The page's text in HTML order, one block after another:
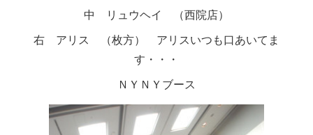
中 リュウヘイ （西院店）
右 アリス （枚方） アリスいつも口あいてま
す・・・
ＮＹＮＹブース